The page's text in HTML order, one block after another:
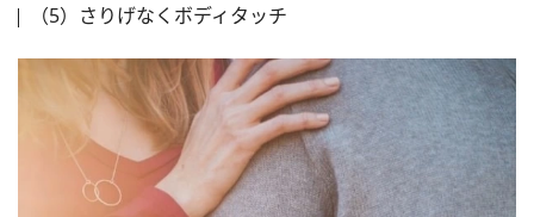
（5）さりげなくボディタッチ